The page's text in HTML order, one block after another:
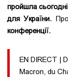
пройшла
для України.
конференції.
EN DIRECT |
Macron, du